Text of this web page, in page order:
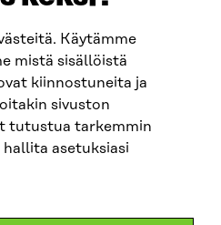
Käytämme
mistä sisällöistä
kiinnostuneita ja
sivuston
tutustua tarkemmin
asetuksiasi